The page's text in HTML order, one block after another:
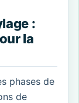
:
la
phases de
de